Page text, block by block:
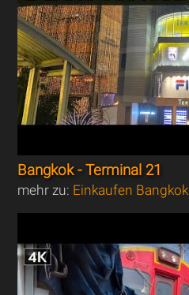
Bangkok - Terminal 21
mehr zu: Einkaufen Bangkok